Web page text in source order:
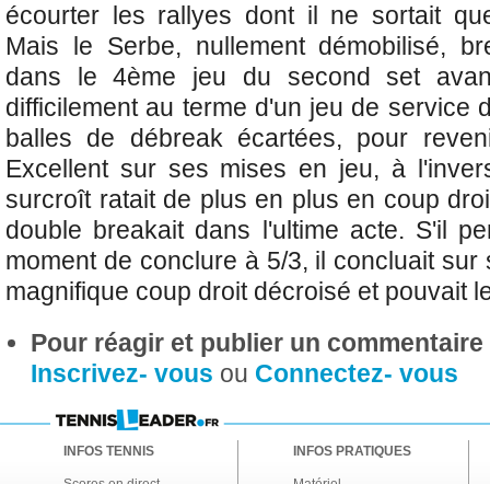
écourter les rallyes dont il ne sortait
Mais le Serbe, nullement démobilisé,
dans le 4ème jeu du second set
difficilement au terme d'un jeu de service
balles de débreak écartées, pour
Excellent sur ses mises en jeu, à
surcroît ratait de plus en plus en coup
double breakait dans l'ultime acte. S'il
moment de conclure à 5/3, il concluait
magnifique coup droit décroisé et pouvait
Pour réagir et publier un
Inscrivez- vous ou Connectez- vous
INFOS TENNIS INFOS PRATIQUES